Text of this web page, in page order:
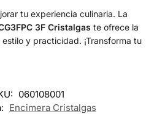
tu experiencia culinaria. La
3F Cristalgas te ofrece la
y practicidad. ¡Transforma tu
060108001
Encimera Cristalgas